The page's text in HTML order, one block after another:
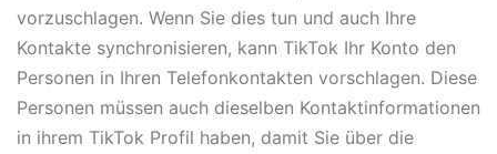
vorzuschlagen. Wenn Sie dies tun und auch Ihre
Kontakte synchronisieren, kann TikTok Ihr Konto den
Personen in Ihren Telefonkontakten vorschlagen. Diese
Personen müssen auch dieselben Kontaktinformationen
in ihrem TikTok Profil haben, damit Sie über die